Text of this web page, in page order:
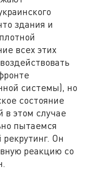
здания и
всех этих
системы), но
состояние
в этом случае
пытаемся
Он
реакцию со